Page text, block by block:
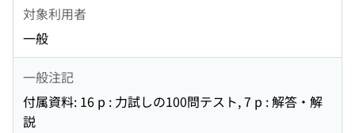
対象利用者
一般
一般注記
付属資料: 16 p : 力試しの100問テスト, 7 p : 解答・解
説